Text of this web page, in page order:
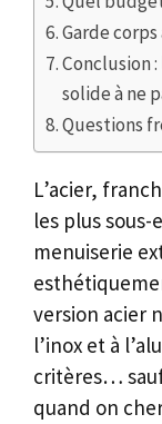
Garde
Conclusion
solide à ne
Questions
L’acier,
les plus sous-
menuiserie
version acier
l’inox et à
critères…
quand on